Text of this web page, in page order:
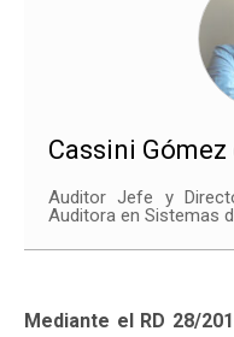
Cassini
Auditor Jefe y
Auditora en Sistemas
Mediante el RD 28/